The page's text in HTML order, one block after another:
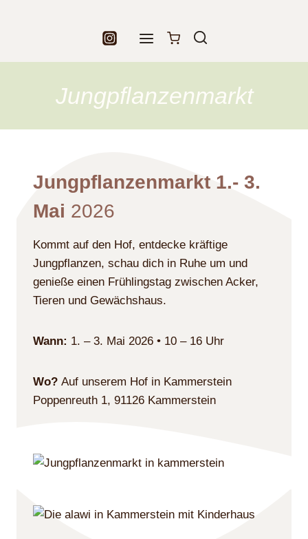
Jungpflanzenmarkt
Jungpflanzenmarkt 1.- 3.
Mai 2026
Kommt auf den Hof, entdecke kräftige
Jungpflanzen, schau dich in Ruhe um und
genieße einen Frühlingstag zwischen Acker,
Tieren und Gewächshaus.
Wann: 1. – 3. Mai 2026 • 10 – 16 Uhr
Wo? Auf unserem Hof in Kammerstein
Poppenreuth 1, 91126 Kammerstein